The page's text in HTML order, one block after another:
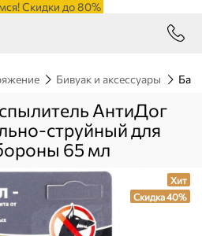
Скидки до 80%
Бивуак и аксессуары
АнтиДог
струйный для
65 мл
Хит
Скидка 40%